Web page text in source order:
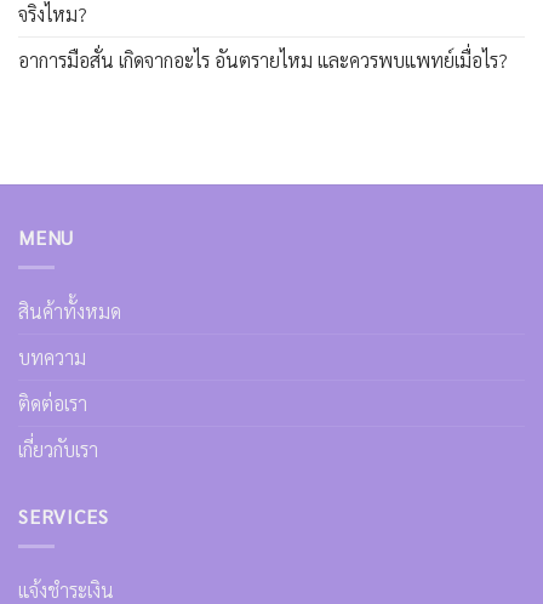
จริงไหม?
อาการมือสั่น เกิดจากอะไร อันตรายไหม และควรพบแพทย์เมื่อไร?
MENU
สินค้าทั้งหมด
บทความ
ติดต่อเรา
เกี่ยวกับเรา
SERVICES
แจ้งชำระเงิน